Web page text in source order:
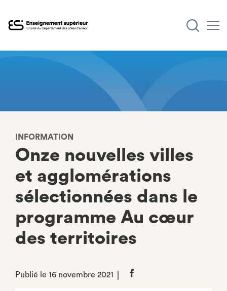
INFORMATION
Onze nouvelles villes
et agglomérations
sélectionnées dans le
programme Au cœur
des territoires
Publié le 16 novembre 2021
Partager